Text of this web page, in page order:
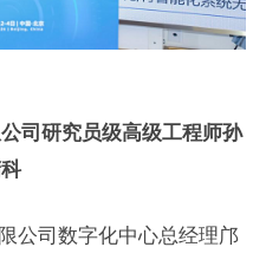
司研究员级高级工程师孙
公司数字化中心总经理邝